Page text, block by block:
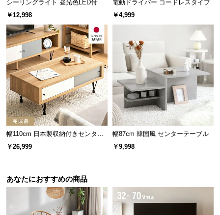
き、女性でも手軽にセッティングできます。
カラーバリエーション
ナチュラル
シーリングライト 昼光色LED付
￥12,998
電動ドライバー コードレスタイプ
￥4,999
幅110cm 日本製収納付きセンター
テーブル TCT-007
￥26,999
幅87cm 韓国風 センターテーブル
￥9,998
あなたにおすすめの商品